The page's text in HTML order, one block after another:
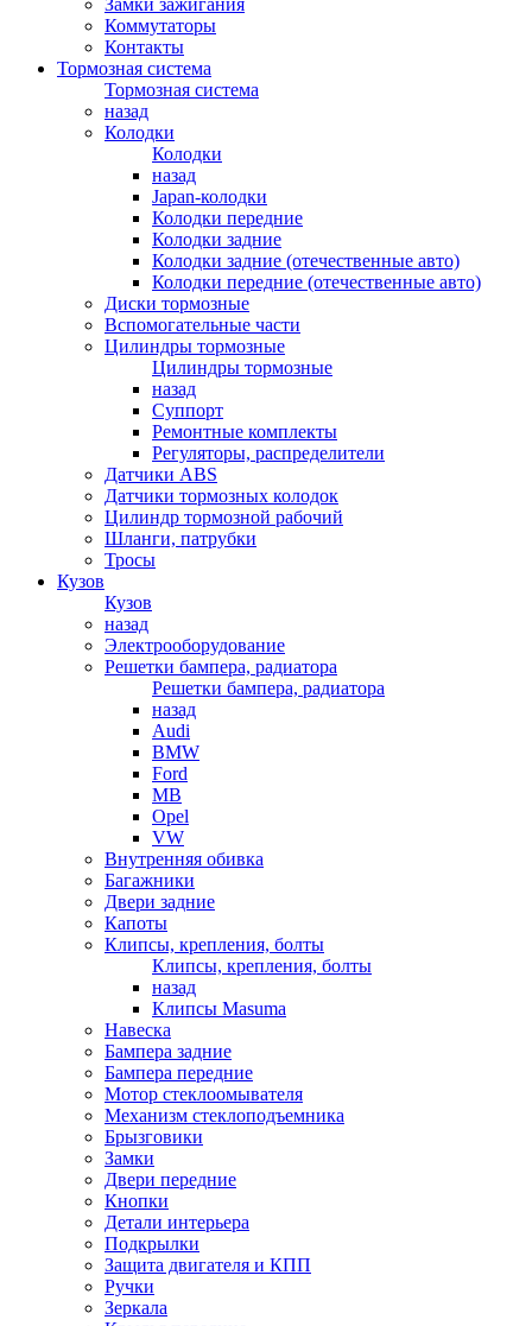
Замки зажигания
Коммутаторы
Контакты
Тормозная система
Тормозная система
назад
Колодки
Колодки
назад
Japan-колодки
Колодки передние
Колодки задние
Колодки задние (отечественные авто)
Колодки передние (отечественные авто)
Диски тормозные
Вспомогательные части
Цилиндры тормозные
Цилиндры тормозные
назад
Суппорт
Ремонтные комплекты
Регуляторы, распределители
Датчики ABS
Датчики тормозных колодок
Цилиндр тормозной рабочий
Шланги, патрубки
Тросы
Кузов
Кузов
назад
Электрооборудование
Решетки бампера, радиатора
Решетки бампера, радиатора
назад
Audi
BMW
Ford
MB
Opel
VW
Внутренняя обивка
Багажники
Двери задние
Капоты
Клипсы, крепления, болты
Клипсы, крепления, болты
назад
Клипсы Masuma
Навеска
Бампера задние
Бампера передние
Мотор стеклоомывателя
Механизм стеклоподъемника
Брызговики
Замки
Двери передние
Кнопки
Детали интерьера
Подкрылки
Защита двигателя и КПП
Ручки
Зеркала